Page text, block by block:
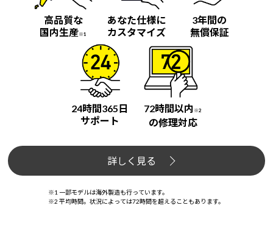
高品質な
国内生産※1
あなた仕様に
カスタマイズ
3年間の
無償保証
24時間365日
サポート
72時間以内 ※2
の修理対応
詳しく見る
※1 一部モデルは海外製造も行っています。
※2 平均時間。状況によっては72時間を超えることもあります。